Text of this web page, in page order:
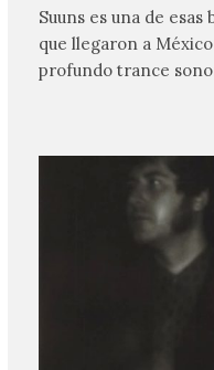
Suuns es una de
que llegaron a
profundo trance